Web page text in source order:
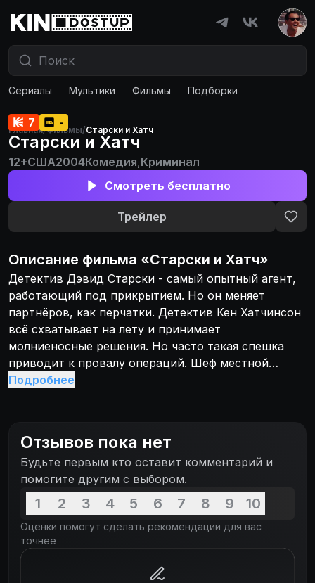
Сериалы Мультики Фильмы Подборки
Главная/Фильмы/Старски и Хатч
7 -
Старски и Хатч
12+США2004Комедия,Криминал
Смотреть бесплатно
Трейлер
Описание фильма «Старски и Хатч»
Детектив Дэвид Старски - самый опытный агент,
работающий под прикрытием. Но он меняет
партнёров, как перчатки. Детектив Кен Хатчинсон
всё схватывает на лету и принимает
молниеносные решения. Но часто такая спешка
приводит к провалу операций. Шеф местной
полиции решает объединить их в команду и
Подробнее
Отзывов пока нет
Будьте первым кто оставит комментарий и
помогите другим с выбором.
1 2 3 4 5 6 7 8 9 10
Оценки помогут сделать рекомендации для вас
точнее